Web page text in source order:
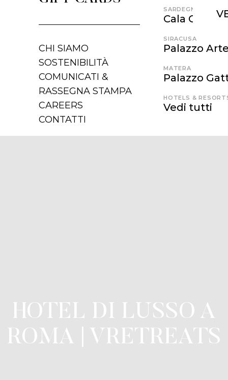
CHI SIAMO
SOSTENIBILITÀ
COMUNICATI &
RASSEGNA STAMPA
CAREERS
CONTATTI
SARDEGNA
Cala
SIRACUSA
Palazzo
MATERA
Palazzo
HOTELS &
Vedi tutti
HOTEL DI LUSSO A
ROMA | VRETREATS